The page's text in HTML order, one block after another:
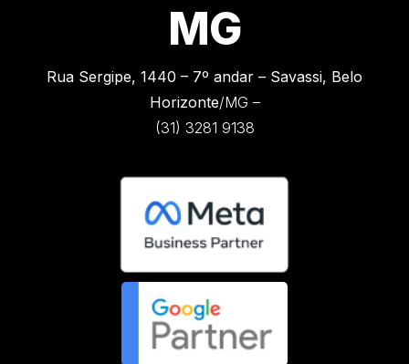
MG
Rua Sergipe, 1440 – 7º andar – Savassi, Belo
Horizonte/MG –
(31) 3281 9138